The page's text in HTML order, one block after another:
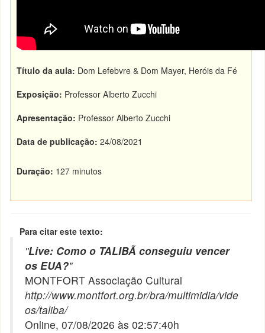
Título da aula: Dom Lefebvre & Dom Mayer, Heróis da Fé
Exposição: Professor Alberto Zucchi
Apresentação: Professor Alberto Zucchi
Data de publicação: 24/08/2021
Duração: 127 minutos
Para citar este texto:
"Live: Como o TALIBÃ conseguiu vencer
os EUA?"
MONTFORT Associação Cultural
http://www.montfort.org.br/bra/multimidia/vide
os/taliba/
Online, 07/08/2026 às 02:57:40h